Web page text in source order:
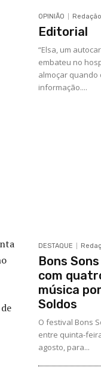
OPINIÃO Redação
Editorial
“Elsa, um
embateu no
almoçar quando
informação....
DESTAQUE
Bons
com
música
Soldos
O festival Bons
entre quinta-
agosto, para...